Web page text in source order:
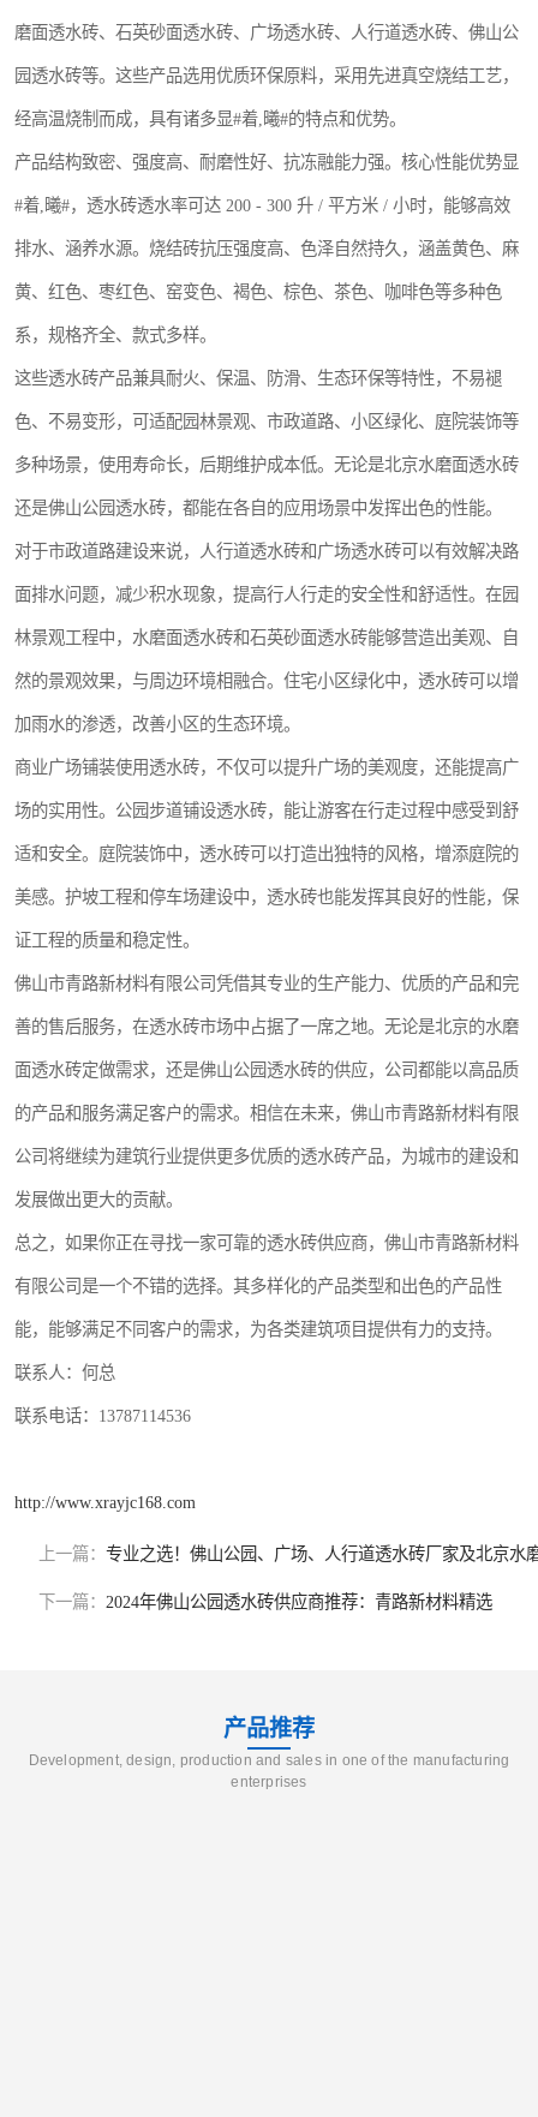
磨面透水砖、石英砂面透水砖、广场透水砖、人行道透水砖、佛山公
园透水砖等。这些产品选用优质环保原料，采用先进真空烧结工艺，
经高温烧制而成，具有诸多显#着,曦#的特点和优势。
产品结构致密、强度高、耐磨性好、抗冻融能力强。核心性能优势显
#着,曦#，透水砖透水率可达 200 - 300 升 / 平方米 / 小时，能够高效
排水、涵养水源。烧结砖抗压强度高、色泽自然持久，涵盖黄色、麻
黄、红色、枣红色、窑变色、褐色、棕色、茶色、咖啡色等多种色
系，规格齐全、款式多样。
这些透水砖产品兼具耐火、保温、防滑、生态环保等特性，不易褪
色、不易变形，可适配园林景观、市政道路、小区绿化、庭院装饰等
多种场景，使用寿命长，后期维护成本低。无论是北京水磨面透水砖
还是佛山公园透水砖，都能在各自的应用场景中发挥出色的性能。
对于市政道路建设来说，人行道透水砖和广场透水砖可以有效解决路
面排水问题，减少积水现象，提高行人行走的安全性和舒适性。在园
林景观工程中，水磨面透水砖和石英砂面透水砖能够营造出美观、自
然的景观效果，与周边环境相融合。住宅小区绿化中，透水砖可以增
加雨水的渗透，改善小区的生态环境。
商业广场铺装使用透水砖，不仅可以提升广场的美观度，还能提高广
场的实用性。公园步道铺设透水砖，能让游客在行走过程中感受到舒
适和安全。庭院装饰中，透水砖可以打造出独特的风格，增添庭院的
美感。护坡工程和停车场建设中，透水砖也能发挥其良好的性能，保
证工程的质量和稳定性。
佛山市青路新材料有限公司凭借其专业的生产能力、优质的产品和完
善的售后服务，在透水砖市场中占据了一席之地。无论是北京的水磨
面透水砖定做需求，还是佛山公园透水砖的供应，公司都能以高品质
的产品和服务满足客户的需求。相信在未来，佛山市青路新材料有限
公司将继续为建筑行业提供更多优质的透水砖产品，为城市的建设和
发展做出更大的贡献。
总之，如果你正在寻找一家可靠的透水砖供应商，佛山市青路新材料
有限公司是一个不错的选择。其多样化的产品类型和出色的产品性
能，能够满足不同客户的需求，为各类建筑项目提供有力的支持。
联系人：何总
联系电话：13787114536
http://www.xrayjc168.com
上一篇： 专业之选！佛山公园、广场、人行道透水砖厂家及北京水
下一篇： 2024年佛山公园透水砖供应商推荐：青路新材料精选
产品推荐
Development, design, production and sales in one of the manufacturing
enterprises